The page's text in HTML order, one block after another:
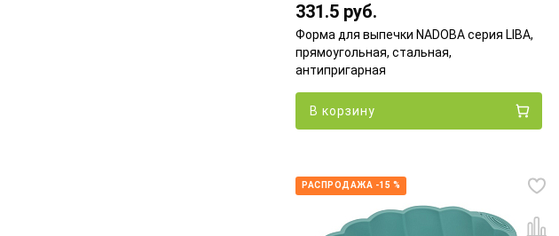
331.5 руб.
Форма для выпечки NADOBA серия LIBA,
прямоугольная, стальная,
антипригарная
В корзину
РАСПРОДАЖА -15 %